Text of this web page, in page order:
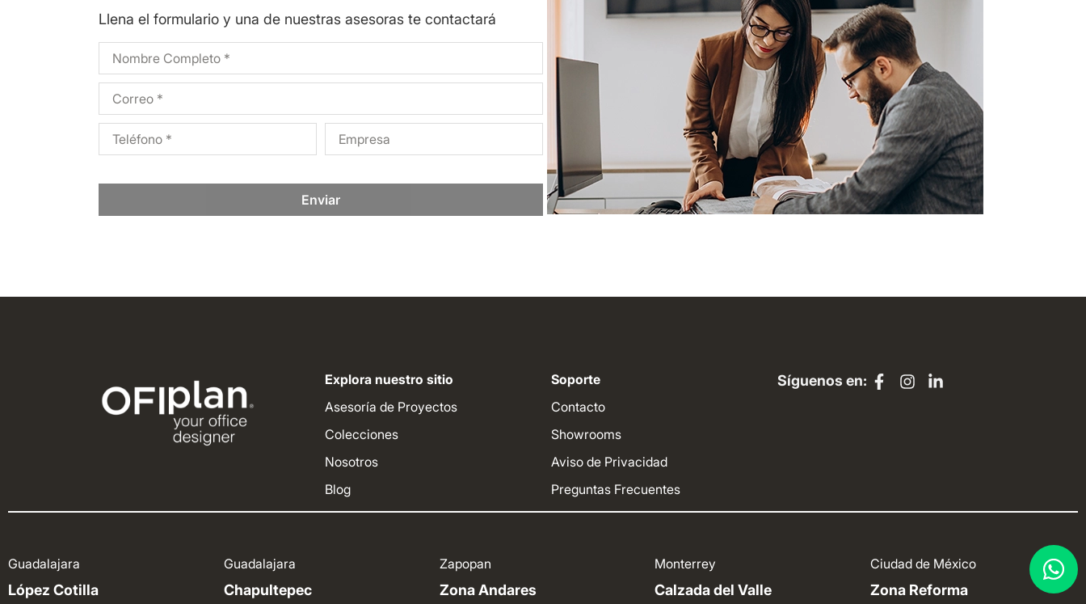
Llena el formulario y una de nuestras asesoras te contactará
Enviar
Explora nuestro sitio
Asesoría de Proyectos
Colecciones
Nosotros
Blog
Soporte
Contacto
Showrooms
Aviso de Privacidad
Preguntas Frecuentes
Síguenos en:
Guadalajara
López Cotilla
Guadalajara
Chapultepec
Zapopan
Zona Andares
Monterrey
Calzada del Valle
Ciudad de México
Zona Reforma